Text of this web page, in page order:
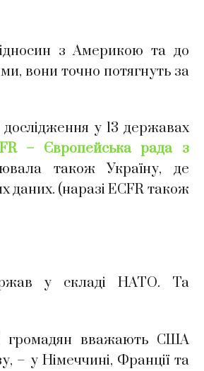
з Америкою та до
вони точно потягнуть за
у 13 державах
– Європейська рада з
також Україну, де
(наразі ECFR також
у складі НАТО. Та
громадян вважають США
– у Німеччині, Франції та